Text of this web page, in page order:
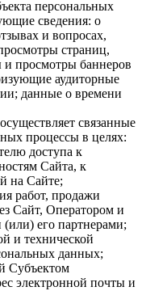
персональных
сведения: о
и вопросах,
страниц,
и просмотры баннеров
аудиторные
данные о времени
связанные
процессы в целях:
доступа к
Сайта, к
на Сайте;
работ, продажи
Сайт, Оператором и
(или) его партнерами;
и технической
данных;
Субъектом
электронной почты и